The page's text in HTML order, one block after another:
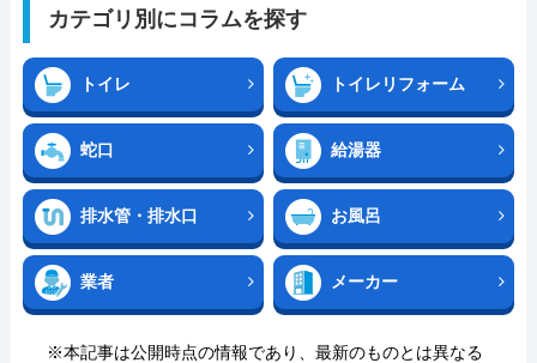
カテゴリ別にコラムを探す
トイレ トイレリフォーム
蛇口 給湯器
排水管・排水口 お風呂
業者 メーカー
※本記事は公開時点の情報であり、最新のものとは異なる